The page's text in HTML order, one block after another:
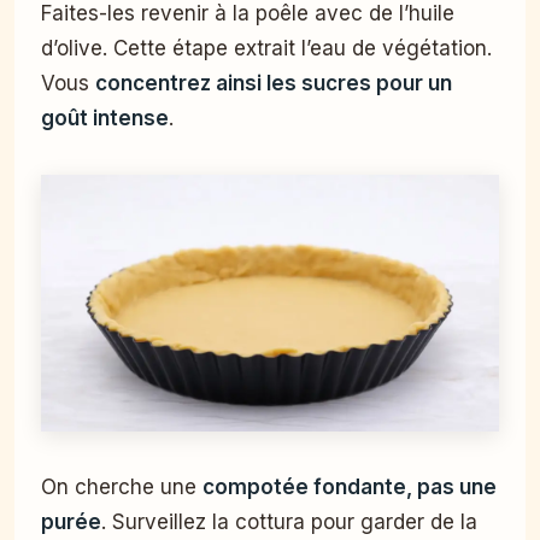
Faites-les revenir à la poêle avec de l’huile
d’olive. Cette étape extrait l’eau de végétation.
Vous concentrez ainsi les sucres pour un
goût intense.
On cherche une compotée fondante, pas une
purée. Surveillez la cottura pour garder de la